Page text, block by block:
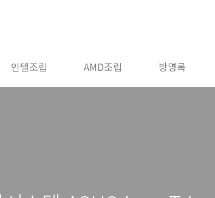
인텔조립 AMD조립 방명록